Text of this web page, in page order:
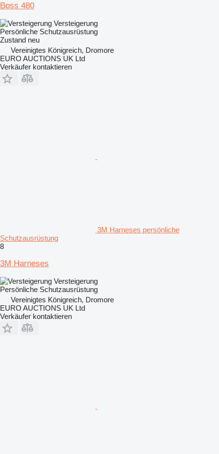
Boss 480
Versteigerung
Persönliche Schutzausrüstung
Zustand neu
Vereinigtes Königreich, Dromore
EURO AUCTIONS UK Ltd
Verkäufer kontaktieren
3M Harneses persönliche
Schutzausrüstung
8
3M Harneses
Versteigerung
Persönliche Schutzausrüstung
Vereinigtes Königreich, Dromore
EURO AUCTIONS UK Ltd
Verkäufer kontaktieren